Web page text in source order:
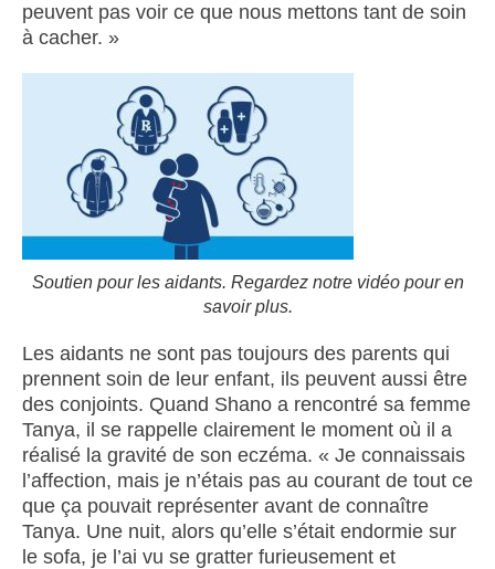
peuvent pas voir ce que nous mettons tant de soin
à cacher. »
Soutien pour les aidants. Regardez notre vidéo pour en
savoir plus.
Les aidants ne sont pas toujours des parents qui
prennent soin de leur enfant, ils peuvent aussi être
des conjoints. Quand Shano a rencontré sa femme
Tanya, il se rappelle clairement le moment où il a
réalisé la gravité de son eczéma. « Je connaissais
l’affection, mais je n’étais pas au courant de tout ce
que ça pouvait représenter avant de connaître
Tanya. Une nuit, alors qu’elle s’était endormie sur
le sofa, je l’ai vu se gratter furieusement et